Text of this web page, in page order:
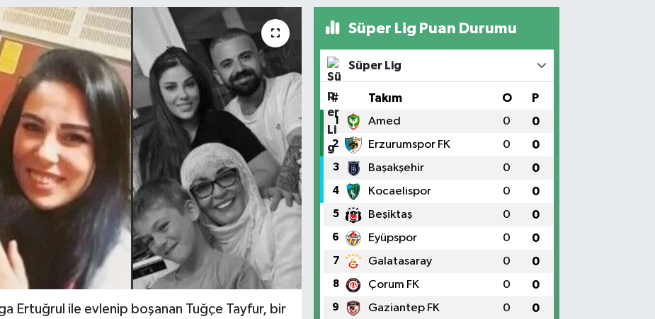
Ertuğrul ile evlenip boşanan Tuğçe Tayfur, bir
Süper Lig Puan Durumu
Süper Lig
# Takım O P
1 Amed 0 0
2 Erzurumspor FK 0 0
3 Başakşehir 0 0
4 Kocaelispor 0 0
5 Beşiktaş 0 0
6 Eyüpspor 0 0
7 Galatasaray 0 0
8 Çorum FK 0 0
9 Gaziantep FK 0 0